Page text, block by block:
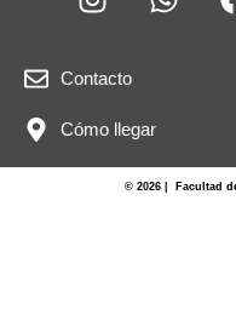
Contacto
Cómo llegar
© 2026 | Facultad